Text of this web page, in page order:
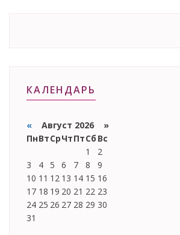
КАЛЕНДАРЬ
« Август 2026 »
ПнВтСрЧтПтСб Вс
1
2
3
4 5 6 7 8
9
10 11 12 13 14 15 16
17 18 19 20 21 22 23
24 25 26 27 28 29 30
31